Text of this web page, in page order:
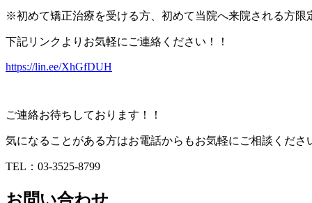
※初めて矯正治療を受ける方、初めて当院へ来院される方限
下記リンクよりお気軽にご連絡ください！！
https://lin.ee/XhGfDUH
ご連絡お待ちしております！！
気になることがある方はお電話からもお気軽にご相談くださ
TEL：03-3525-8799